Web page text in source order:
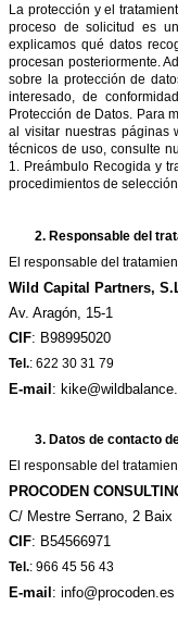
La protección y el
proceso de solicitud es
explicamos qué datos
procesan posteriormente.
sobre la protección de
interesado, de
Protección de Datos. Para
al visitar nuestras páginas
técnicos de uso, consulte
1. Preámbulo Recogida y
procedimientos de
2. Responsable del
El responsable del
Wild Capital Partners,
Av. Aragón, 15-1
CIF: B98995020
Tel.: 622 30 31 79
E-mail :
3. Datos de contacto
El responsable del
PROCODEN
C/ Mestre Serrano, 2 Baix
CIF: B54566971
Tel.: 966 45 56 43
E-mail : info@procoden.es